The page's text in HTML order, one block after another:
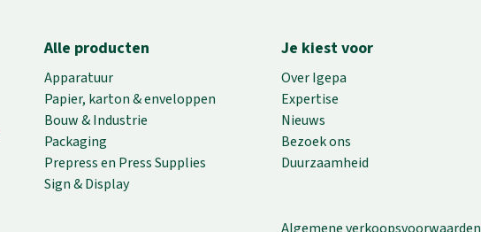
Alle producten
Apparatuur
Papier, karton & enveloppen
Bouw & Industrie
Packaging
Prepress en Press Supplies
Sign & Display
Je kiest voor
Over Igepa
Expertise
Nieuws
Bezoek ons
Duurzaamheid
Algemene verkoopsvoorwaarden